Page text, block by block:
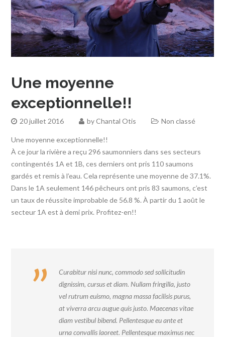
Une moyenne
exceptionnelle!!
20 juillet 2016 byChantal Otis Non classé
Une moyenne exceptionnelle!!
À ce jour la rivière a reçu 296 saumonniers dans ses secteurs
contingentés 1A et 1B, ces derniers ont pris 110 saumons
gardés et remis à l’eau. Cela représente une moyenne de 37.1%.
Dans le 1A seulement 146 pêcheurs ont pris 83 saumons, c’est
un taux de réussite improbable de 56.8 %. À partir du 1 août le
secteur 1A est à demi prix. Profitez-en!!
Curabitur nisi nunc, commodo sed sollicitudin
dignissim, cursus et diam. Nullam fringilla, justo
vel rutrum euismo, magna massa facilisis purus,
at viverra arcu augue quis justo. Maecenas vitae
diam vestibul bibend. Pellentesque eu ante et
urna convallis laoreet. Pellentesque maximus nec